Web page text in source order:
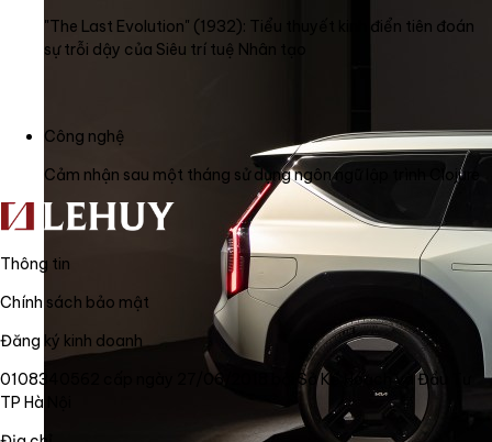
"The Last Evolution" (1932): Tiểu thuyết kinh điển tiên đoán
sự trỗi dậy của Siêu trí tuệ Nhân tạo
Công nghệ
Cảm nhận sau một tháng sử dụng ngôn ngữ lập trình Clojure
Thông tin
Chính sách bảo mật
Đăng ký kinh doanh
0108340562 cấp ngày 27/06/2018 bởi Sở Kế Hoạch và Đầu Tư
TP Hà Nội